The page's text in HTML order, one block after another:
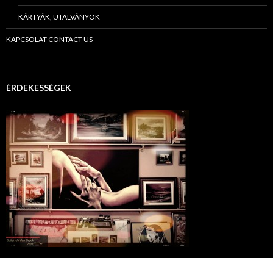
KÁRTYÁK, UTALVÁNYOK
KAPCSOLAT CONTACT US
ÉRDEKESSÉGEK